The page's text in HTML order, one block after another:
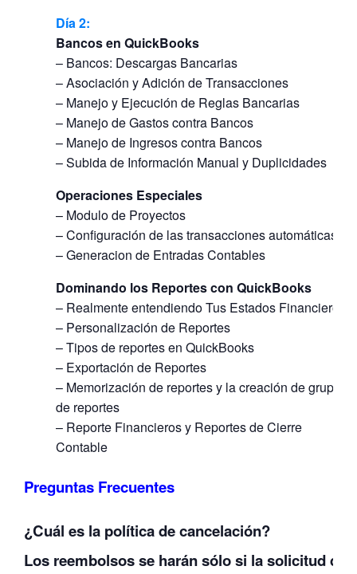
Día2:
Bancos en QuickBooks
– Bancos: Descargas Bancarias
– Asociación y Adición de Transacciones
– Manejo y Ejecución de Reglas Bancarias
– Manejo de Gastos contra Bancos
– Manejo de Ingresos contra Bancos
– Subida de Información Manual y Duplicidades
Operaciones Especiales
– Modulo de Proyectos
– Configuración de las transacciones automáticas
– Generacion de Entradas Contables
Dominando los Reportes con QuickBooks
– Realmente entendiendo Tus Estados Financieros
– Personalización de Reportes
– Tipos de reportes en QuickBooks
– Exportación de Reportes
– Memorización de reportes y la creación de grupos
de reportes
– Reporte Financieros y Reportes de Cierre
Contable
Preguntas Frecuentes
¿Cuál es la política de cancelación?
Los reembolsos se harán sólo si la solicitud de